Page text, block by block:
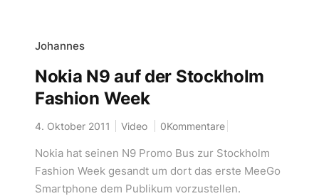
Johannes
Nokia N9 auf der Stockholm
Fashion Week
4. Oktober 2011 Video 0Kommentare
Nokia hat seinen N9 Promo Bus zur Stockholm
Fashion Week gesandt um dort das erste MeeGo
Smartphone dem Publikum vorzustellen.